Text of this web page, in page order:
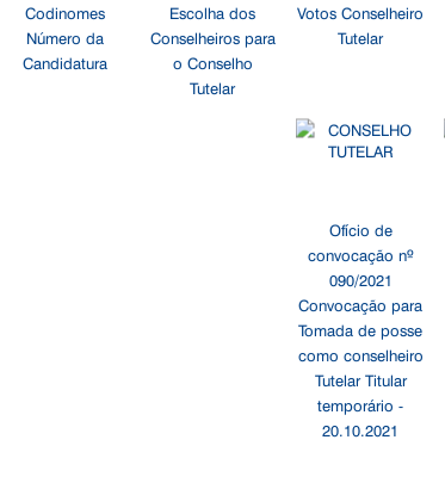
Codinomes
Número da
Candidatura
Escolha dos
Conselheiros para
o Conselho
Tutelar
Votos Conselheiro
Tutelar
Ofício de
convocação nº
090/2021
Convocação para
Tomada de posse
como conselheiro
Tutelar Titular
temporário -
20.10.2021